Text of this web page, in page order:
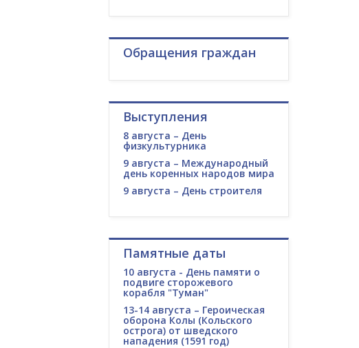
Обращения граждан
Выступления
8 августа – День
физкультурника
9 августа – Международный
день коренных народов мира
9 августа – День строителя
Памятные даты
10 августа - День памяти о
подвиге сторожевого
корабля "Туман"
13-14 августа – Героическая
оборона Колы (Кольского
острога) от шведского
нападения (1591 год)